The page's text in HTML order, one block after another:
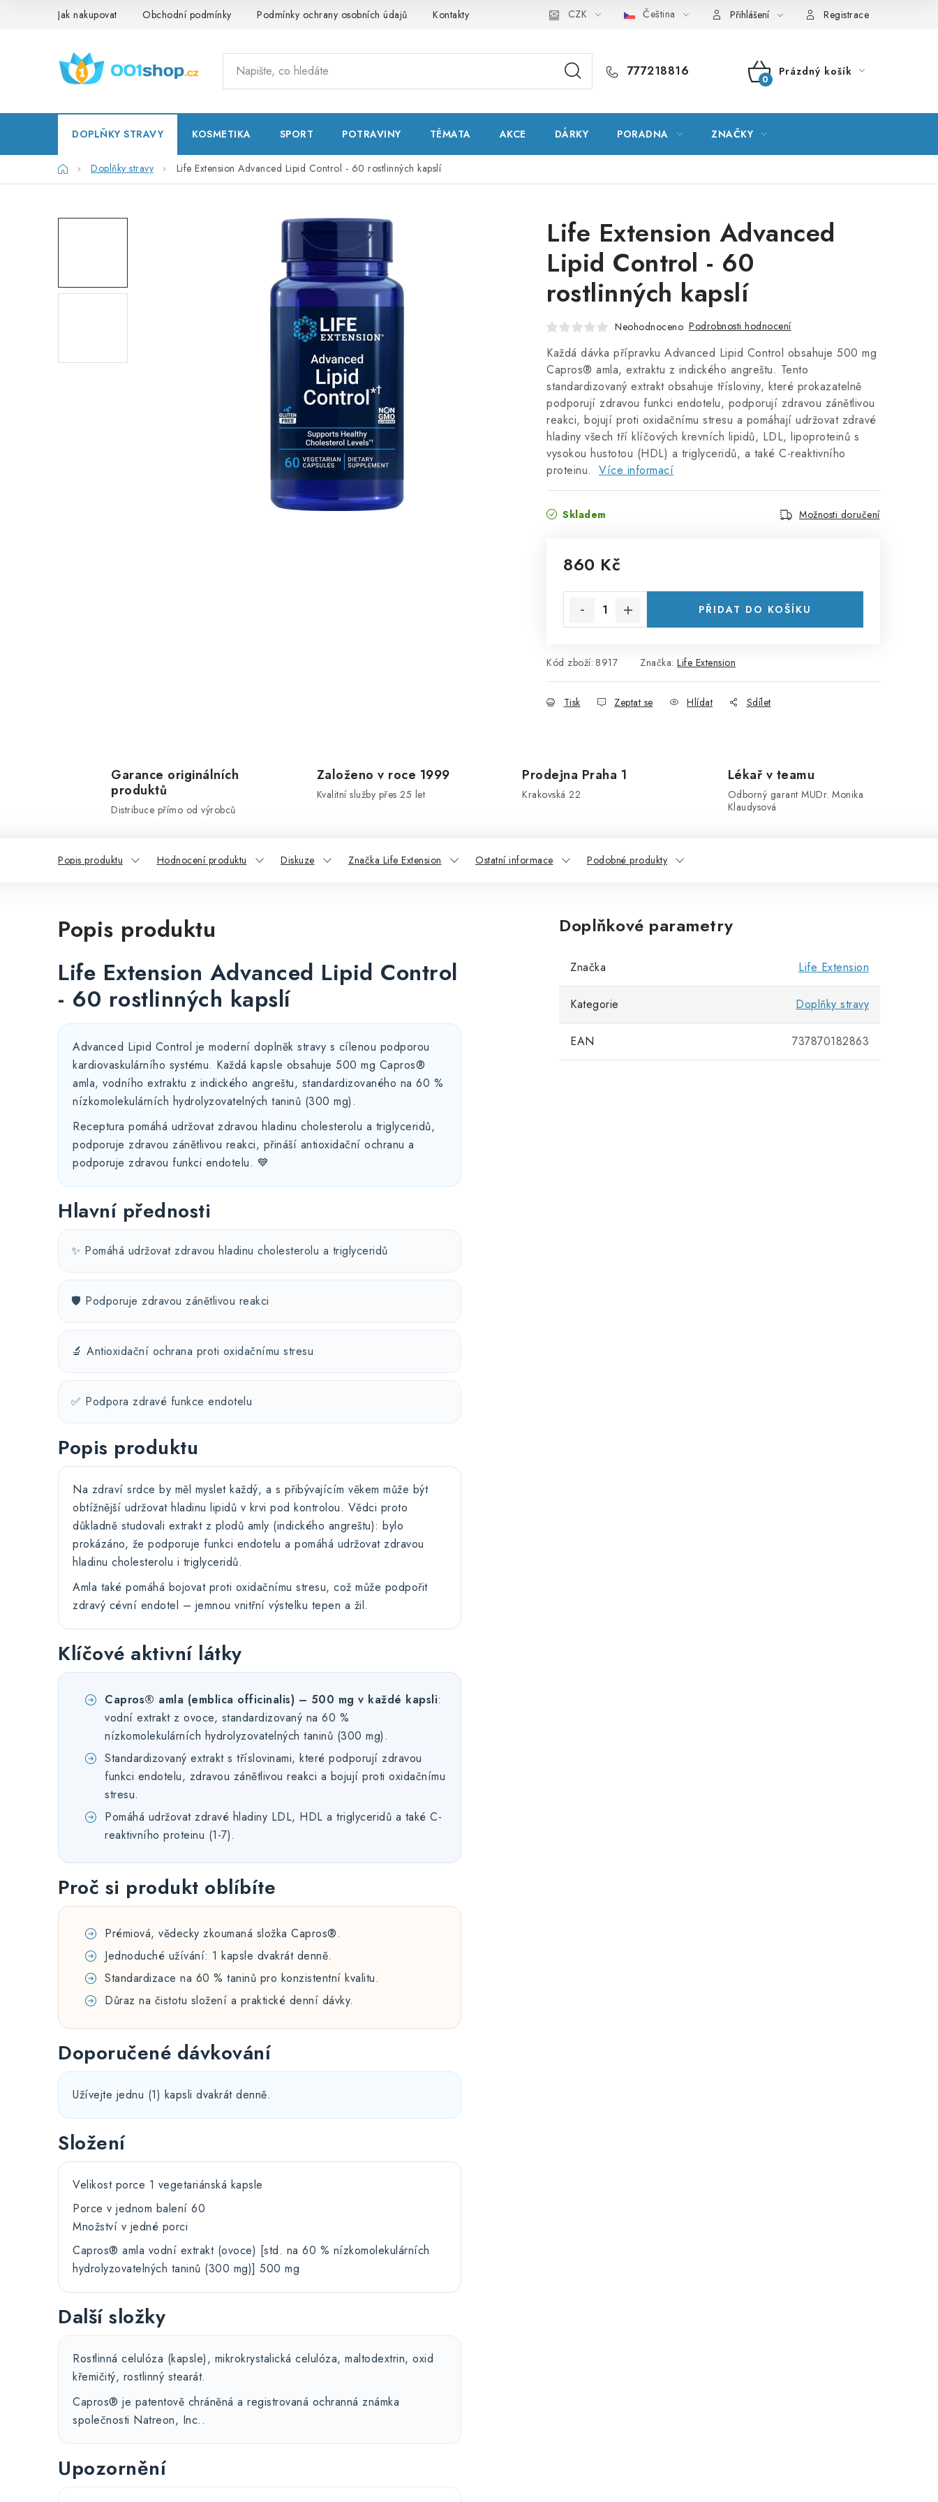
Jak nakupovat Obchodní podmínky Podmínky ochrany osobních údajů Kontakty Natural Health Store Slovník pojmů Mapa serveru Moje objednávka
CZK Čeština Přihlášení Registrace
777218816
NÁKUPNÍ
Prázdný košík
DOPLŇKY STRAVY KOSMETIKA SPORT POTRAVINY TÉMATA AKCE DÁRKY PORADNA ZNAČKY
DomůDoplňky stravy Life Extension Advanced Lipid Control - 60 rostlinných kapslí
Life Extension Advanced
Lipid Control - 60
rostlinných kapslí
Neohodnoceno Podrobnosti hodnocení
Každá dávka přípravku Advanced Lipid Control obsahuje 500 mg
Capros® amla, extraktu z indického angreštu. Tento
standardizovaný extrakt obsahuje třísloviny, které prokazatelně
podporují zdravou funkci endotelu, podporují zdravou zánětlivou
reakci, bojují proti oxidačnímu stresu a pomáhají udržovat zdravé
hladiny všech tří klíčových krevních lipidů, LDL, lipoproteinů s
vysokou hustotou (HDL) a triglyceridů, a také C-reaktivního
proteinu. Více informací
Skladem Možnosti doručení
860 Kč
PŘIDAT DO KOŠÍKU
Kód zboží: 8917 Značka: Life Extension
Tisk Zeptat se Hlídat Sdílet
Garance originálních
produktů
Distribuce přímo od výrobců
Založeno v roce 1999
Kvalitní služby přes 25 let
Prodejna Praha 1
Krakovská 22
Lékař v teamu
Odborný garant MUDr. Monika
Klaudysová
Popis produktu Hodnocení produktu Diskuze Značka Life Extension Ostatní informace Podobné produkty
Popis produktu
Life Extension Advanced Lipid Control
- 60 rostlinných kapslí
Advanced Lipid Control je moderní doplněk stravy s cílenou podporou
kardiovaskulárního systému. Každá kapsle obsahuje 500 mg Capros®
amla, vodního extraktu z indického angreštu, standardizovaného na 60 %
nízkomolekulárních hydrolyzovatelných taninů (300 mg).
Receptura pomáhá udržovat zdravou hladinu cholesterolu a triglyceridů,
podporuje zdravou zánětlivou reakci, přináší antioxidační ochranu a
podporuje zdravou funkci endotelu. 💙
Hlavní přednosti
✨ Pomáhá udržovat zdravou hladinu cholesterolu a triglyceridů
🛡️ Podporuje zdravou zánětlivou reakci
🔬 Antioxidační ochrana proti oxidačnímu stresu
✅ Podpora zdravé funkce endotelu
Popis produktu
Na zdraví srdce by měl myslet každý, a s přibývajícím věkem může být
obtížnější udržovat hladinu lipidů v krvi pod kontrolou. Vědci proto
důkladně studovali extrakt z plodů amly (indického angreštu): bylo
prokázáno, že podporuje funkci endotelu a pomáhá udržovat zdravou
hladinu cholesterolu i triglyceridů.
Amla také pomáhá bojovat proti oxidačnímu stresu, což může podpořit
zdravý cévní endotel – jemnou vnitřní výstelku tepen a žil.
Klíčové aktivní látky
Capros® amla (emblica officinalis) – 500 mg v každé kapsli:
vodní extrakt z ovoce, standardizovaný na 60 %
nízkomolekulárních hydrolyzovatelných taninů (300 mg).
Standardizovaný extrakt s tříslovinami, které podporují zdravou
funkci endotelu, zdravou zánětlivou reakci a bojují proti oxidačnímu
stresu.
Pomáhá udržovat zdravé hladiny LDL, HDL a triglyceridů a také C-
reaktivního proteinu (1-7).
Proč si produkt oblíbíte
Prémiová, vědecky zkoumaná složka Capros®.
Jednoduché užívání: 1 kapsle dvakrát denně.
Standardizace na 60 % taninů pro konzistentní kvalitu.
Důraz na čistotu složení a praktické denní dávky.
Doporučené dávkování
Užívejte jednu (1) kapsli dvakrát denně.
Složení
Velikost porce 1 vegetariánská kapsle
Porce v jednom balení 60
Množství v jedné porci
Capros® amla vodní extrakt (ovoce) [std. na 60 % nízkomolekulárních
hydrolyzovatelných taninů (300 mg)] 500 mg
Další složky
Rostlinná celulóza (kapsle), mikrokrystalická celulóza, maltodextrin, oxid
křemičitý, rostlinný stearát.
Capros® je patentově chráněná a registrovaná ochranná známka
společnosti Natreon, Inc..
Upozornění
Doplňkové parametry
Značka Life Extension
Kategorie Doplňky stravy
EAN 737870182863